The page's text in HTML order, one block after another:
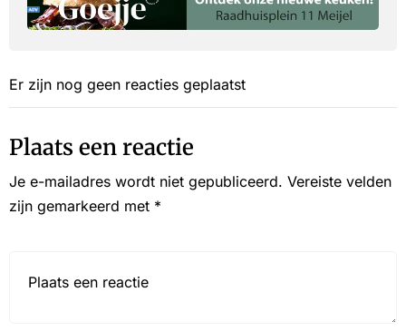
Er zijn nog geen reacties geplaatst
Plaats een reactie
Je e-mailadres wordt niet gepubliceerd. Vereiste velden
zijn gemarkeerd met *